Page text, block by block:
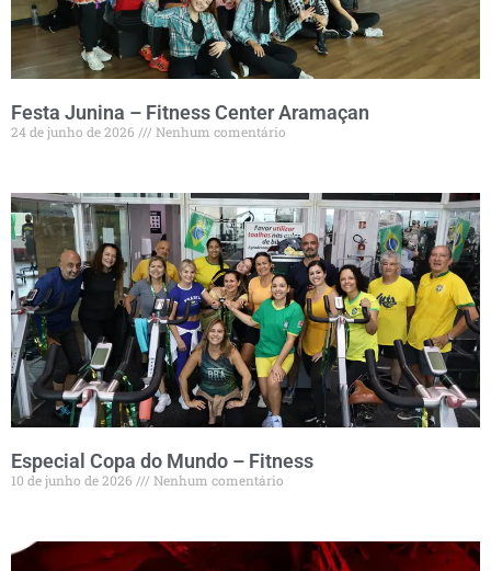
Festa Junina – Fitness Center Aramaçan
24 de junho de 2026 Nenhum comentário
Especial Copa do Mundo – Fitness
10 de junho de 2026 Nenhum comentário